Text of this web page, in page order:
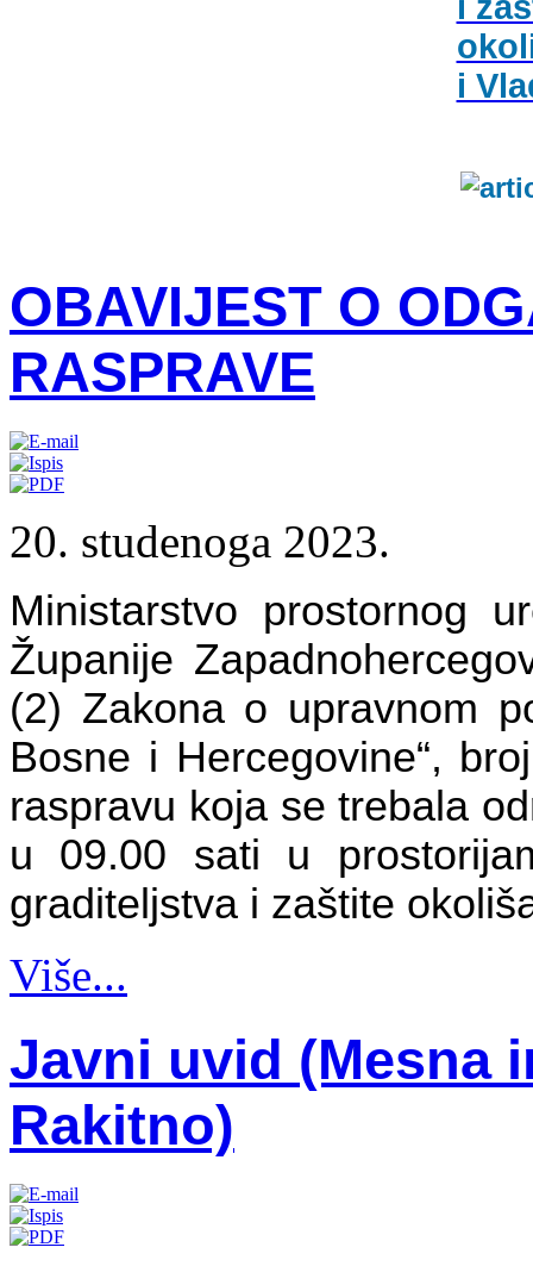
i
OBAVIJEST O
RASPRAVE
20. studenoga 2023.
Ministarstvo prostornog
Županije
(2) Zakona o upravnom
Bosne i Hercegovine“,
raspravu koja se trebala
u 09.00 sati u
graditeljstva i zaštite
Više...
Javni uvid (Mesna
Rakitno)